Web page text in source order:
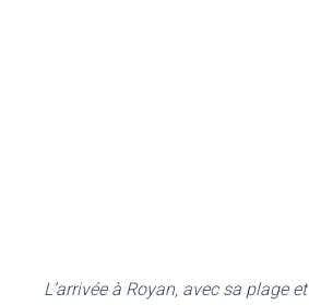
L’arrivée à Royan, avec sa plage